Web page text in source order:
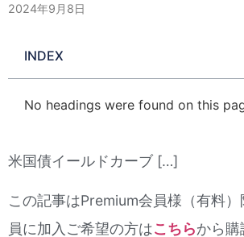
2024年9月8日
INDEX
No headings were found on this
米国債イールドカーブ […]
この記事はPremium会員様（有料
員に加入ご希望の方はこちらから購